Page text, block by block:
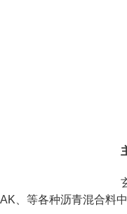
主要
玄武岩纤维—
AK、等各种沥青混合料中